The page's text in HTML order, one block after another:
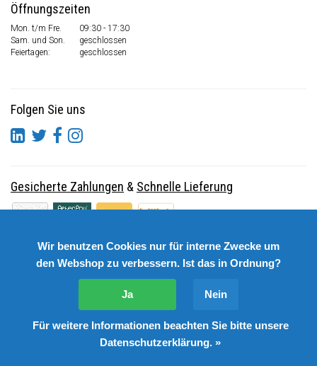
Öffnungszeiten
Mon. t/m Fre.
09:30 - 17:30
Sam. und Son.
geschlossen
Feiertagen:
geschlossen
Folgen Sie uns
Gesicherte Zahlungen & Schnelle Lieferung
© Copyright 2026 DutchSpares B.V. - Design byWebdinge.nl
DutchSpares B.V. word beoordeeld met: 9,9/10 (2541
Wir benutzen Cookies nur für interne Zwecke um
den Webshop zu verbessern. Ist das in Ordnung?
Ja Nein
Für weitere Informationen beachten Sie bitte unsere
Datenschutzerklärung. »